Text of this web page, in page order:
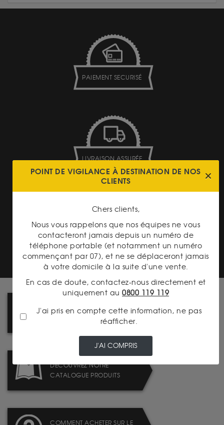
PAIEMENT SECURISÉ
LIVRAISON ASSURÉE
TRANSPARENCE DES
PRIX
LIVRAISON : TABLEAU DES
DÉCOUVREZ NOTRE
CATALOGUE PRODUITS
COMMENT ACHETER SUR LE
POINT DE VIGILANCE À DESTINATION DE NOS
CLIENTS
Chers clients,
Nous vous rappelons que nos équipes ne vous
contacteront jamais depuis un numéro de
téléphone portable (et notamment un numéro
commençant par 07), et ne se déplaceront jamais
à votre domicile à la suite d'une vente.
En cas de doute, contactez-nous directement et
uniquement au 0800 119 119
J'ai pris en compte cette information, ne pas
réafficher.
J'AI COMPRIS